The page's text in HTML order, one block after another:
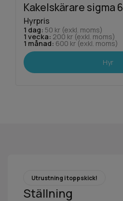
Kakelskärare sigma 6
Hyrpris
1 dag: 50 kr (exkl. moms)
1 vecka: 200 kr (exkl. moms)
1 månad: 600 kr (exkl. moms)
Hyr
Utrustning i toppskick!
Ställning